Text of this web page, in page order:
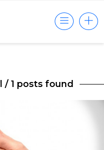
/ 1 posts found